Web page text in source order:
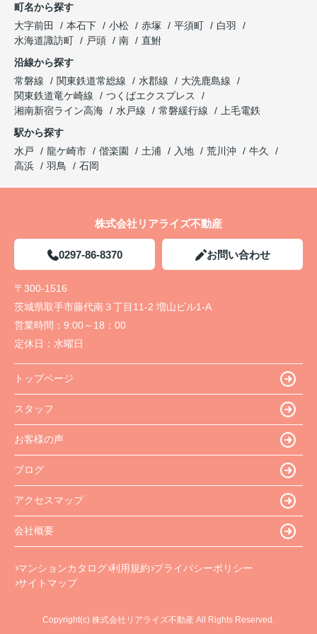
町名から探す
大字前田
本石下 小松 赤塚 平須町
白羽
水海道諏訪町
戸頭 南
直鮒
沿線から探す
常磐線
関東鉄道常総線 水郡線
大洗鹿島線
関東鉄道竜ケ崎線
つくばエクスプレス
湘南新宿ライン高海
水戸線 常磐緩行線
上毛電鉄
駅から探す
水戸
龍ケ崎市 偕楽園 土浦 入地 荒川沖
牛久
高浜
羽鳥 石岡
株式会社リアライズ不動産
0297-86-8370 お問い合わせ
〒300-1516
茨城県取手市藤代南３丁目11-2 増山ビル1-A
営業時間： 9:00～18：00
定休日： 水曜日
トップページ
スタッフ
お客様の声
ブログ
アクセスマップ
会社概要
マンションカタログ 利用規約 プライバシーポリシー
サイトマップ
Copyright(c) 株式会社リアライズ不動産 All Rights Reserved.